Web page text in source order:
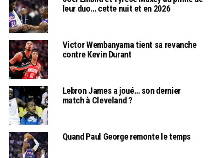
leur duo… cette nuit et en 2026
Victor Wembanyama tient sa revanche
contre Kevin Durant
Lebron James a joué… son dernier
match à Cleveland ?
Quand Paul George remonte le temps